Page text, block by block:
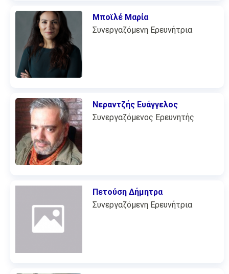
Μποϊλέ Μαρία
Συνεργαζόμενη Ερευνήτρια
Νεραντζής Ευάγγελος
Συνεργαζόμενος Ερευνητής
Πετούση Δήμητρα
Συνεργαζόμενη Ερευνήτρια